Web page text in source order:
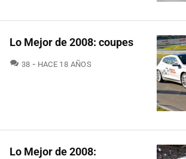
Lo Mejor de 2008: coupes
38 COMENTARIOS
HACE 18 AÑOS
Lo Mejor de 2008: